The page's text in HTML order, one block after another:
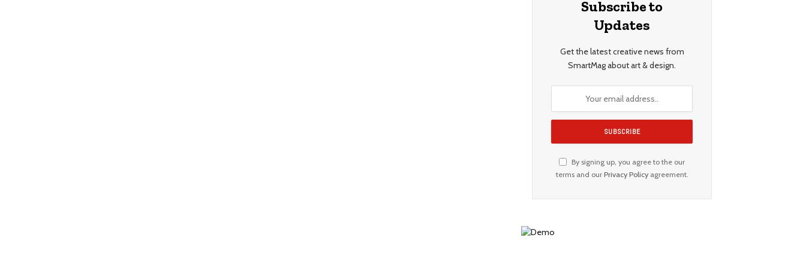
Subscribe to
Updates
Get the latest creative news from
SmartMag about art & design.
By signing up, you agree to the our
terms and our Privacy Policyagreement.